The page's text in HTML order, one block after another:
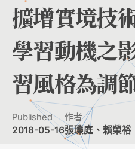
擴增實境技
學習動機之
習風格為調
Published
2018-05-16
作者
張瓅庭、賴榮裕